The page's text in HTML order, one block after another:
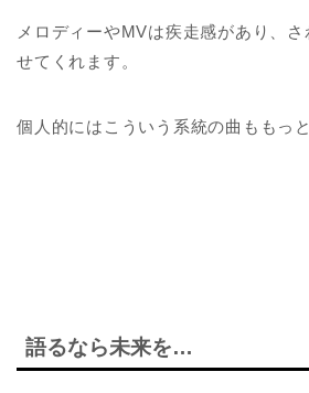
メロディーやMVは疾走感があり、さ
せてくれます。
個人的にはこういう系統の曲ももっ
語るなら未来を…